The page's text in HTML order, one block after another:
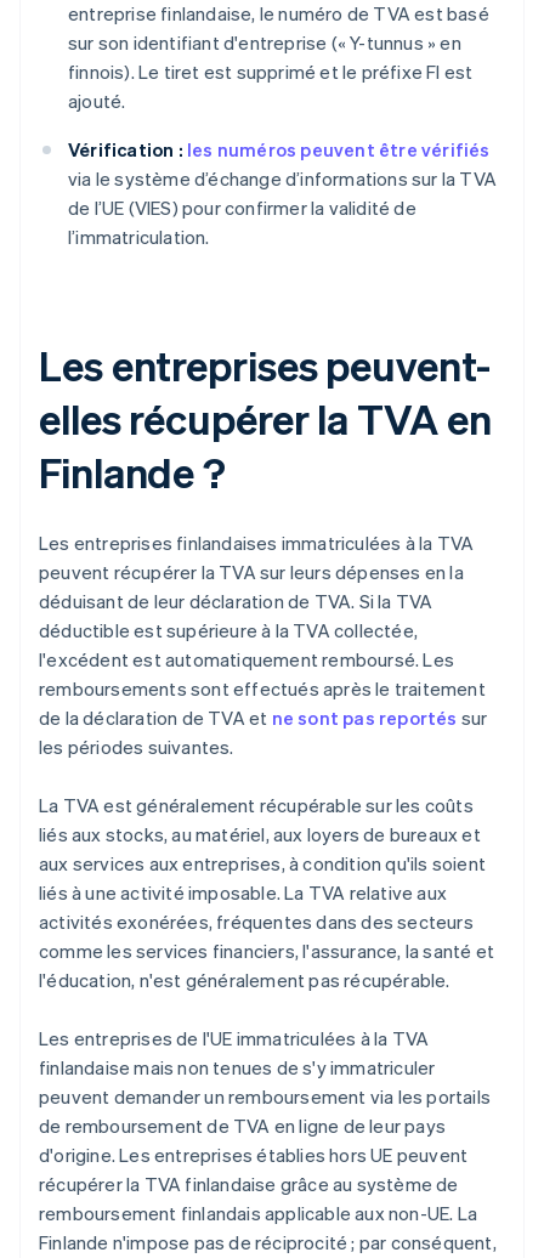
entreprise finlandaise, le numéro de TVA est basé
sur son identifiant d'entreprise (« Y-tunnus » en
finnois). Le tiret est supprimé et le préfixe FI est
ajouté.
Vérification : les numéros peuvent être vérifiés
via le système d’échange d’informations sur la TVA
de l’UE (VIES) pour confirmer la validité de
l’immatriculation.
Les entreprises peuvent-
elles récupérer la TVA en
Finlande ?
Les entreprises finlandaises immatriculées à la TVA
peuvent récupérer la TVA sur leurs dépenses en la
déduisant de leur déclaration de TVA. Si la TVA
déductible est supérieure à la TVA collectée,
l'excédent est automatiquement remboursé. Les
remboursements sont effectués après le traitement
de la déclaration de TVA et ne sont pas reportés sur
les périodes suivantes.
La TVA est généralement récupérable sur les coûts
liés aux stocks, au matériel, aux loyers de bureaux et
aux services aux entreprises, à condition qu'ils soient
liés à une activité imposable. La TVA relative aux
activités exonérées, fréquentes dans des secteurs
comme les services financiers, l'assurance, la santé et
l'éducation, n'est généralement pas récupérable.
Les entreprises de l'UE immatriculées à la TVA
finlandaise mais non tenues de s'y immatriculer
peuvent demander un remboursement via les portails
de remboursement de TVA en ligne de leur pays
d'origine. Les entreprises établies hors UE peuvent
récupérer la TVA finlandaise grâce au système de
remboursement finlandais applicable aux non-UE. La
Finlande n'impose pas de réciprocité ; par conséquent,